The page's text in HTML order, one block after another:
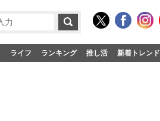
ライフ ランキング 推し活 新着トレンド